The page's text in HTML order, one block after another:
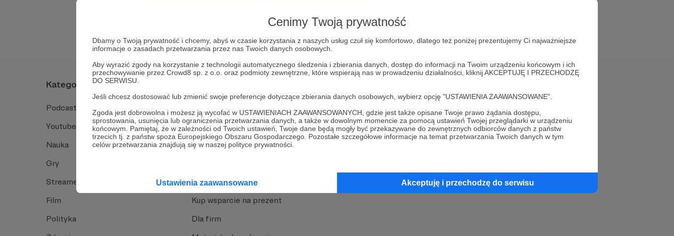
Cenimy Twoją prywatność
Dbamy o Twoją prywatność i chcemy, abyś w czasie korzystania z naszych usług czuł się komfortowo, dlatego też poniżej prezentujemy Ci najważniejsze
informacje o zasadach przetwarzania przez nas Twoich danych osobowych.
Aby wyrazić zgody na korzystanie z technologii automatycznego śledzenia i zbierania danych, dostęp do informacji na Twoim urządzeniu końcowym i ich
przechowywanie przez Crowd8 sp. z o.o. oraz podmioty zewnętrzne, które wspierają nas w prowadzeniu działalności, kliknij AKCEPTUJĘ I PRZECHODZĘ
DO SERWISU.
Jeśli chcesz dostosować lub zmienić swoje preferencje dotyczące zbierania danych osobowych, wybierz opcję "USTAWIENIA ZAAWANSOWANE".
Zgoda jest dobrowolna i możesz ją wycofać w USTAWIENIACH ZAAWANSOWANYCH, gdzie jest także opisane Twoje prawo żądania dostępu,
sprostowania, usunięcia lub ograniczenia przetwarzania danych, a także w dowolnym momencie za pomocą ustawień Twojej przeglądarki w urządzeniu
końcowym. Pamiętaj, że w zależności od Twoich ustawień, Twoje dane będą mogły być przekazywane do zewnętrznych odbiorców danych z państw
trzecich tj. z państw spoza Europejskiego Obszaru Gospodarczego. Pozostałe szczegółowe informacje na temat przetwarzania Twoich danych w tym
celów przetwarzania znajdują się w naszej polityce prywatności.
Ustawienia zaawansowane Akceptuję i przechodzę do serwisu
Kategorie
Podcast
Youtube
Nauka
Gry
Streamerzy
Film
Polityka
Jak to działa
Funkcje Patronite
Dlaczego Patronite?
Opinie Twórców
Kup wsparcie na prezent
Dla firm
MCN Patronite
Suppi.pl
FAQ
Kontakt z zespołem Patronite